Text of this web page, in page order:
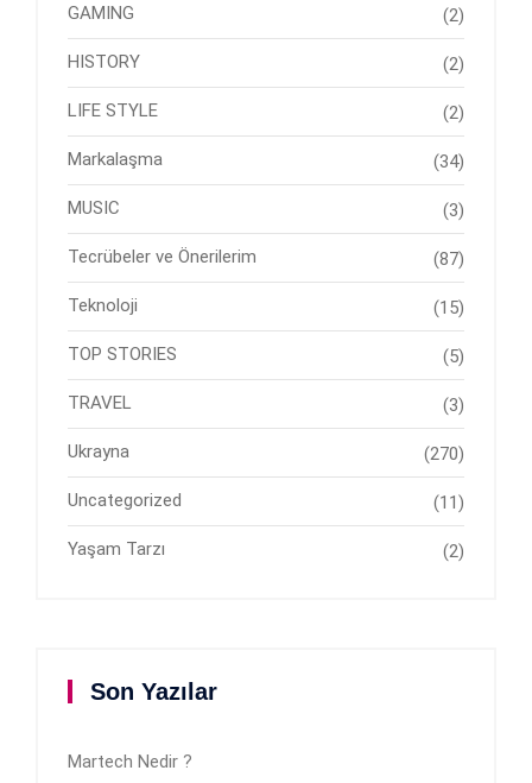
GAMING (2)
HISTORY (2)
LIFE STYLE (2)
Markalaşma (34)
MUSIC (3)
Tecrübeler ve Önerilerim (87)
Teknoloji (15)
TOP STORIES (5)
TRAVEL (3)
Ukrayna (270)
Uncategorized (11)
Yaşam Tarzı (2)
Son Yazılar
Martech Nedir ?